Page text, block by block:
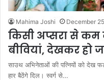
Mahima Joshi December
किसी अप्सरा से कम
बीवियां, देखकर हो
साउथ अभिनेताओं की पत्नियों को देख
हार बैठेंगे दिल। स्वर्ग से…